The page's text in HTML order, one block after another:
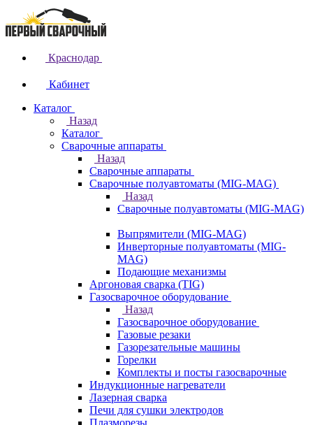
Краснодар
Кабинет
Каталог
Назад
Каталог
Сварочные аппараты
Назад
Сварочные аппараты
Сварочные полуавтоматы (MIG-MAG)
Назад
Сварочные полуавтоматы (MIG-MAG)
Выпрямители (MIG-MAG)
Инверторные полуавтоматы (MIG-
MAG)
Подающие механизмы
Аргоновая сварка (TIG)
Газосварочное оборудование
Назад
Газосварочное оборудование
Газовые резаки
Газорезательные машины
Горелки
Комплекты и посты газосварочные
Индукционные нагреватели
Лазерная сварка
Печи для сушки электродов
Плазморезы